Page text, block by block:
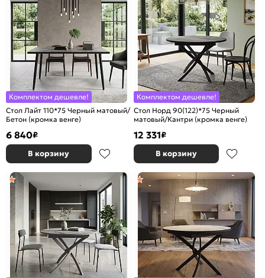
Комплектом дешевле!
Стол Лайт 110*75 Черный матовый/
Бетон (кромка венге)
6 840₽
В корзину
Комплектом дешевле!
Стол Норд 90(122)*75 Черный
матовый/Кантри (кромка венге)
12 331₽
В корзину